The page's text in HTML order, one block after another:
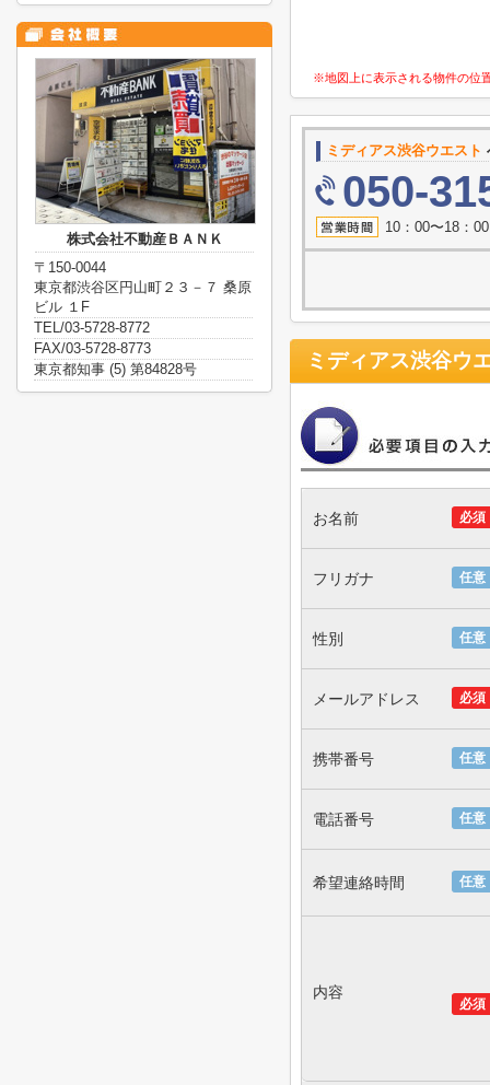
※地図上に表示される物件の位
ミディアス渋谷ウエスト
050-
10：00〜18：
ミディアス渋谷ウ
必須
お名前
任意
フリガナ
任意
性別
必須
メールアドレス
任意
携帯番号
任意
電話番号
任意
希望連絡時間
必須
内容
株式会社不動産ＢＡＮＫ
〒150-0044
東京都渋谷区円山町２３－７ 桑原
ビル １F
TEL/03-5728-8772
FAX/03-5728-8773
東京都知事 (5) 第84828号